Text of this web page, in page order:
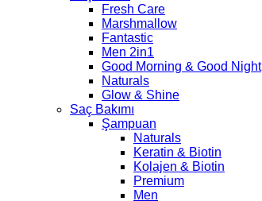
Fresh Care
Marshmallow
Fantastic
Men 2in1
Good Morning & Good Night
Naturals
Glow & Shine
Saç Bakımı
Şampuan
Naturals
Keratin & Biotin
Kolajen & Biotin
Premium
Men